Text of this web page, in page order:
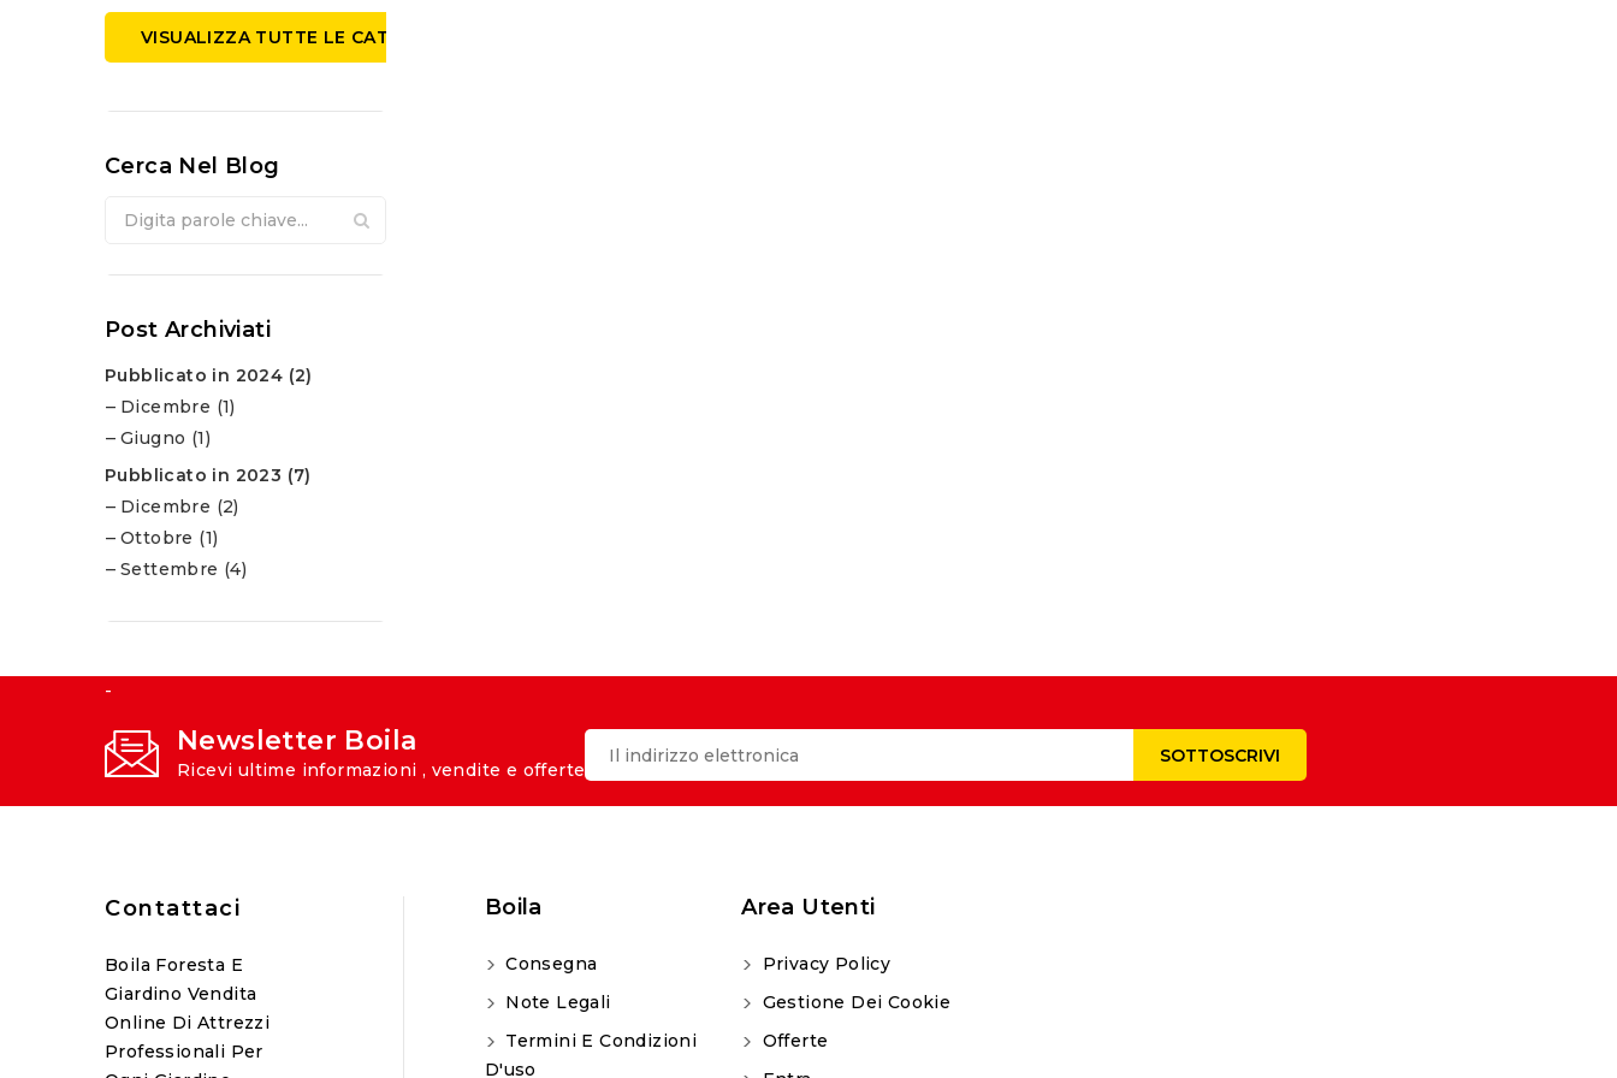
VISUALIZZA TUTTE LE CATEGORIE
Cerca Nel Blog
Post Archiviati
Pubblicato in 2024 (2)
Dicembre (1)
Giugno (1)
Pubblicato in 2023 (7)
Dicembre (2)
Ottobre (1)
Settembre (4)
-
Newsletter Boila
Ricevi ultime informazioni , vendite e offerte
Contattaci
Boila Foresta E
Giardino Vendita
Online Di Attrezzi
Professionali Per
Boila
Consegna
Note Legali
Termini E Condizioni
D'uso
Area Utenti
Privacy Policy
Gestione Dei Cookie
Offerte